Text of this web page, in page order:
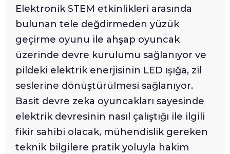
Elektronik STEM etkinlikleri arasında
bulunan tele değdirmeden yüzük
geçirme oyunu ile ahşap oyuncak
üzerinde devre kurulumu sağlanıyor ve
pildeki elektrik enerjisinin LED ışığa, zil
seslerine dönüştürülmesi sağlanıyor.
Basit devre zeka oyuncakları sayesinde
elektrik devresinin nasıl çalıştığı ile ilgili
fikir sahibi olacak, mühendislik gereken
teknik bilgilere pratik yoluyla hakim